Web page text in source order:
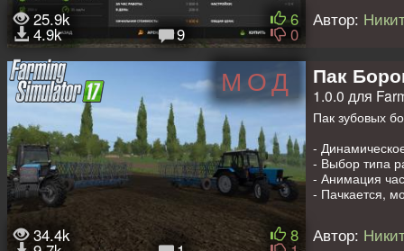
25.9k
4.9k 9
6
0
- IC
-
- Управление
- Анимация
- Выбор
-
Также в паке
- Передняя
- Противовес с
Автор:
МОД
34.4k 8
Пак
1.0.0 для
Пак зубовых
-
- Выбор типа
- Анимация
- Пачкается,
Автор: